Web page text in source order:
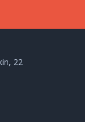
22